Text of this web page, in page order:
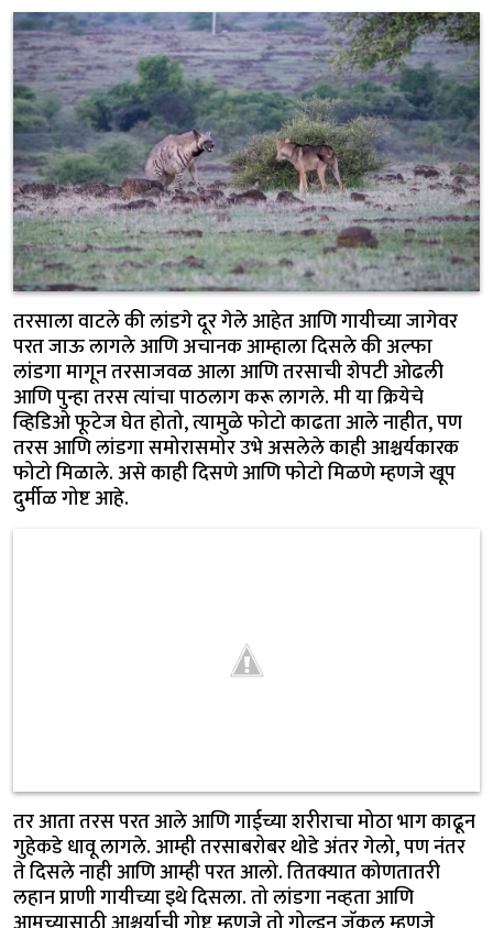
तरसाला वाटले की लांडगे दूर गेले आहेत आणि गायीच्या जागेवर
परत जाऊ लागले आणि अचानक आम्हाला दिसले की अल्फा
लांडगा मागून तरसाजवळ आला आणि तरसाची शेपटी ओढली
आणि पुन्हा तरस त्यांचा पाठलाग करू लागले. मी या क्रियेचे
व्हिडिओ फूटेज घेत होतो, त्यामुळे फोटो काढता आले नाहीत, पण
तरस आणि लांडगा समोरासमोर उभे असलेले काही आश्चर्यकारक
फोटो मिळाले. असे काही दिसणे आणि फोटो मिळणे म्हणजे खूप
दुर्मीळ गोष्ट आहे.
तर आता तरस परत आले आणि गाईच्या शरीराचा मोठा भाग काढून
गुहेकडे धावू लागले. आम्ही तरसाबरोबर थोडे अंतर गेलो, पण नंतर
ते दिसले नाही आणि आम्ही परत आलो. तितक्यात कोणतातरी
लहान प्राणी गायीच्या इथे दिसला. तो लांडगा नव्हता आणि